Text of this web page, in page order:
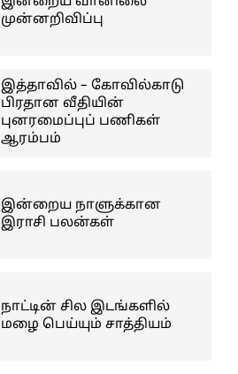
முன்னறிவிப்பு
இத்தாவில் – கோவில்காடு
பிரதான வீதியின்
புனரமைப்புப் பணிகள்
ஆரம்பம்
இன்றைய நாளுக்கான
இராசி பலன்கள்
நாட்டின் சில இடங்களில்
மழை பெய்யும் சாத்தியம்